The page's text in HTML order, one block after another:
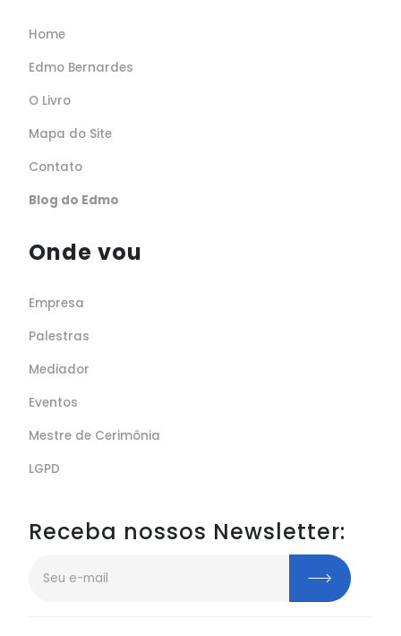
Home
Edmo Bernardes
O Livro
Mapa do Site
Contato
Blog do Edmo
Onde vou
Empresa
Palestras
Mediador
Eventos
Mestre de Cerimônia
LGPD
Receba nossos Newsletter: